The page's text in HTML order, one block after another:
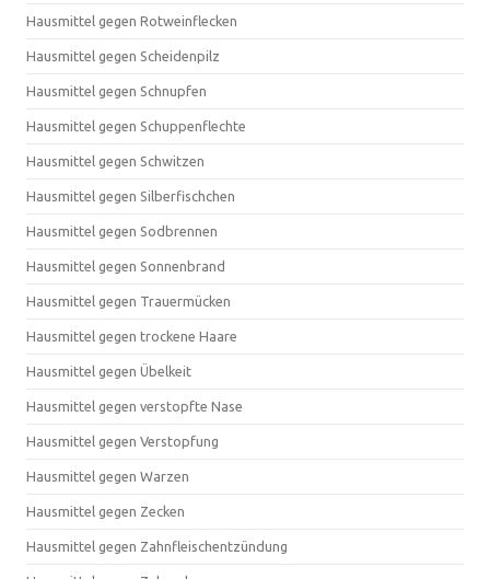
Hausmittel gegen Rotweinflecken
Hausmittel gegen Scheidenpilz
Hausmittel gegen Schnupfen
Hausmittel gegen Schuppenflechte
Hausmittel gegen Schwitzen
Hausmittel gegen Silberfischchen
Hausmittel gegen Sodbrennen
Hausmittel gegen Sonnenbrand
Hausmittel gegen Trauermücken
Hausmittel gegen trockene Haare
Hausmittel gegen Übelkeit
Hausmittel gegen verstopfte Nase
Hausmittel gegen Verstopfung
Hausmittel gegen Warzen
Hausmittel gegen Zecken
Hausmittel gegen Zahnfleischentzündung